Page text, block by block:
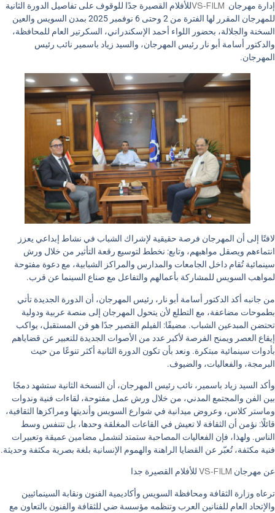
إدارة مهرجان VS-FILMللأفلام القصيرة جدًا للوقوف على تفاصيل الدورة الثانية
للمهرجان المقرر لها الفترة من 2 وحتى 6 نوفمبر 2025 بمدن السويس والعين
السخنة والجلالة، بحضور اللواء أحمد الإسكندراني، السكرتير العام للمحافظة،
والدكتور أسامة أبو نار رئيس المهرجان، والسيد زياد باسمير نائب رئيس
المهرجان.
لافتًا إلى أن المهرجان فرصة حقيقية لإشراك الشباب في نشاط إبداعي يعزز
انتماءهم ويصقل مواهبهم، وتابع: نخطط لتوسيع رقعة التأثير من خلال ورش
سينمائية تُقام داخل الجامعات والمدارس والمراكز الشبابية، مع دعوة مفتوحة
لمواهب السويس للمشاركة بأعمالهم والتفاعل مع صناع السينما عن قرب.
من جانبه أكد الدكتور أسامة أبو نار، رئيس المهرجان، أن الدورة الجديدة تأتي
بطموحات مضاعفة، مع التطلع لأن يتحول المهرجان إلى منصة عربية ودولية
تحتضن المبدعين الشباب. مضيفًا: الفيلم القصير جدًا هو فن المستقبل، يواكب
إيقاع العصر ويمنح الفرصة لأكبر عدد من الأصوات الجديدة للتعبير عن قضاياهم
بأدوات سينمائية مبتكرة. ونعد بأن تكون الدورة الثانية أكثر تنوعًا من حيث
البرمجة، والفعاليات، والضيوف.
وأكد السيد زياد باسمير، نائب رئيس المهرجان، أن النسخة الثانية ستشهد دمجًا
بين الفن والمجتمع المدني، من خلال ورش عمل مفتوحة، لقاءات فنية وندوات
وماستر كلاس، وعروض ميدانية في شوارع السويس وأنديتها ومراكزها الثقافية،
قائلًا: نؤمن أن الثقافة لا تعيش في القاعات المغلقة وحدها، بل تتنفس وسط
الناس. ولهذا، فإن الفعاليات المصاحبة ستمتد لتشمل مضامين عميقة وتعبيرات
فنية مكثفة، تُعبّر عن القضايا الراهنة والهموم الإنسانية بلغة بصرية مكثفة وحديثة.
عن مهرجان VS-FILM للأفلام القصيرة جدا
ترعاه وزارة الثقافة ومحافظة السويس وأكاديمية الفنون ونقابة السينمائيين
والإتحاد العام للفنانين العرب وتنظمه مؤسسة ضي للثقافة والفنون بالتعاون مع